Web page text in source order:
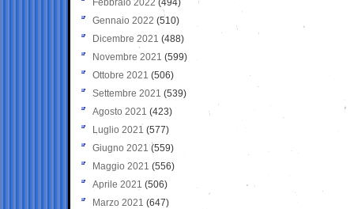
Febbraio 2022 (494)
Gennaio 2022 (510)
Dicembre 2021 (488)
Novembre 2021 (599)
Ottobre 2021 (506)
Settembre 2021 (539)
Agosto 2021 (423)
Luglio 2021 (577)
Giugno 2021(559)
Maggio 2021 (556)
Aprile 2021 (506)
Marzo 2021 (647)